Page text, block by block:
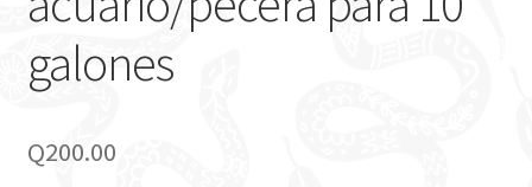
galones
Q200.00